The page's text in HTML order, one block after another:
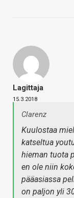
Lagittaja
15.3.2018
Clarenz
Kuulostaa
katseltua
hieman tuota
en ole niin
pääasiassa
on paljon yli